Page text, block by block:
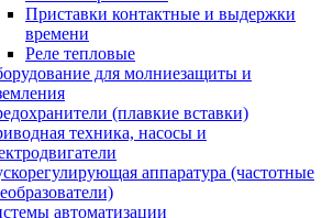
Приставки контактные и выдержки
времени
Реле тепловые
для молниезащиты и
(плавкие вставки)
техника, насосы и
аппаратура (частотные
автоматизации